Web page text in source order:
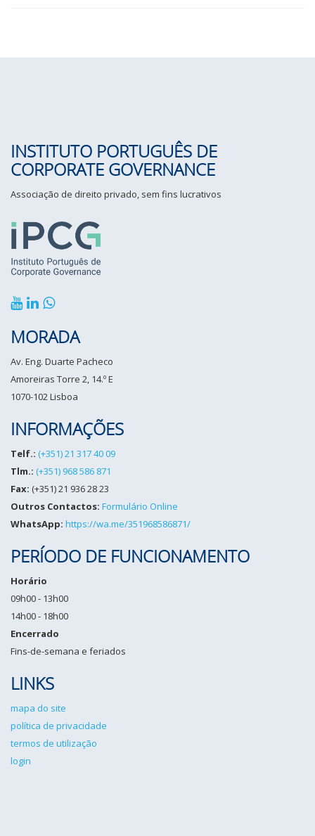
INSTITUTO PORTUGUÊS DE
CORPORATE GOVERNANCE
Associação de direito privado, sem fins lucrativos
MORADA
Av. Eng. Duarte Pacheco
Amoreiras Torre 2, 14.º E
1070-102 Lisboa
INFORMAÇÕES
Telf.: (+351) 21 317 40 09
Tlm.: (+351) 968 586 871
Fax: (+351) 21 936 28 23
Outros Contactos: Formulário Online
WhatsApp: https://wa.me/351968586871/
PERÍODO DE FUNCIONAMENTO
Horário
09h00 - 13h00
14h00 - 18h00
Encerrado
Fins-de-semana e feriados
LINKS
mapa do site
política de privacidade
termos de utilização
login